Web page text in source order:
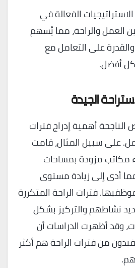
الفعالة في
العمل والراحة، مما يُسهم
على التعامل مع
أفضل.
الجيدة
الناجحة أهمية إدراج فترات
على سبيل المثال، قامت
مكاتب مزودة بمساحات
مما أدى إلى زيادة مستوى
موظفيها. فترات الراحة المتكررة
نشاطهم والتركيز بشكل
وقد أظهرت الدراسات أن
من فترات الراحة هم أكثر